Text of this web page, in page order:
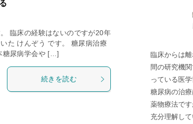
臨床の経験はないのですが20年
た けんぞう です。 糖尿病治療
糖尿病学会や […]
続きを読む
臨床からは
間の研究機
っている医学
糖尿病の治療
薬物療法で
充分理解し